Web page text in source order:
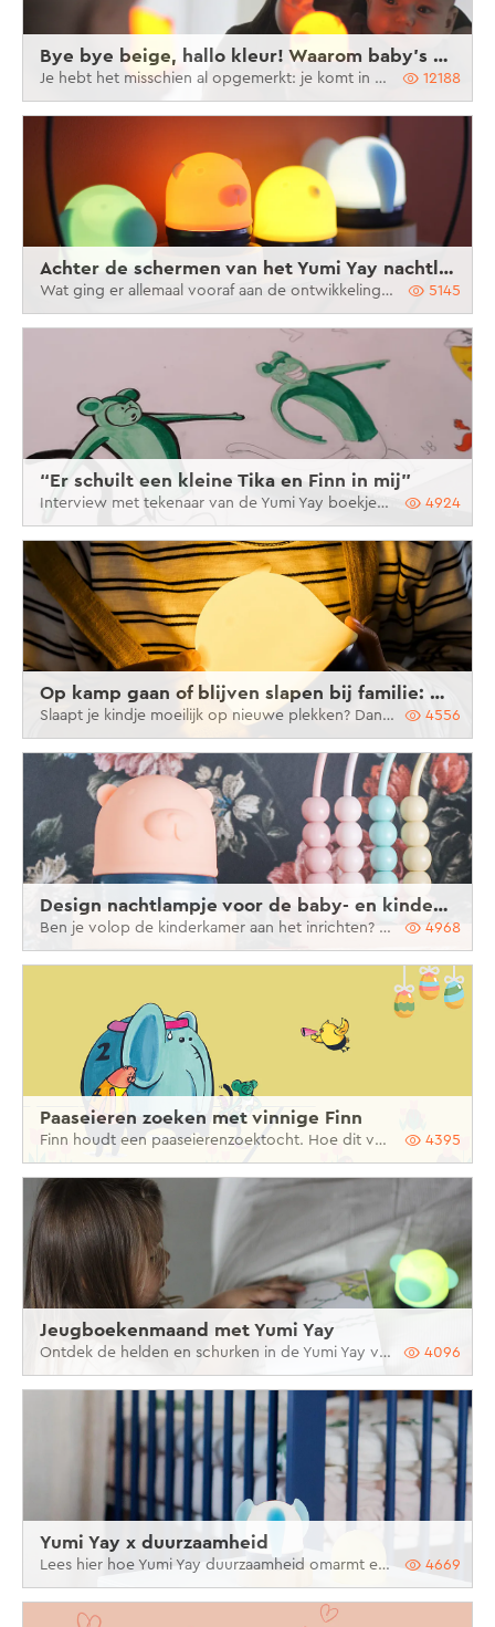
Bye bye beige, hallo kleur! Waarom baby’s en kinderen zo aangetrokken worden door kleur
Je hebt het misschien al opgemerkt: je komt in een speelgoedwinkel en je kind loopt naar de meest kleurrijke speeltjes. Vanaf jongs af aan wordt je kind aangetrokken door kleur, en liefst de meest felle kleuren. De reden hiervoor? Wel, die ontdek je hier. 12188
Achter de schermen van het Yumi Yay nachtlampje
Wat ging er allemaal vooraf aan de ontwikkeling van onze producten? Eén voor één zijn ze ontstaan vanuit een verhaal, een idee: ouders en kinderen dichter bij mekaar brengen. 5145
“Er schuilt een kleine Tika en Finn in mij”
Interview met tekenaar van de Yumi Yay boekjes, Didier Quoistiaux 4924
Op kamp gaan of blijven slapen bij familie: dit draadloos nachtlampje neemt je kind overal mee naartoe
Slaapt je kindje moeilijk op nieuwe plekken? Dan kan het helpen om het lievelingsnachtlampje mee te nemen! Ontdek hier waarom het Yumi Yay nachtlampje het ideale draadloze nachtlampje voor je kind is om mee te nemen tijdens kampeertochtjes, zomerkampen of nachten bij familie. 4556
Design nachtlampje voor de baby- en kinderkamer
Ben je volop de kinderkamer aan het inrichten? Ontdek hier waarom het Yumi Yay lampje een echte eyecatcher is in je interieur. 4968
Paaseieren zoeken met vinnige Finn
Finn houdt een paaseierenzoektocht. Hoe dit verloopt en afloopt dat bepalen jij en je kind! Bedenk jullie eigen verhaal met onze vier stappen. 4395
Jeugboekenmaand met Yumi Yay
Ontdek de helden en schurken in de Yumi Yay verhalen samen met je kind! 4096
Yumi Yay x duurzaamheid
Lees hier hoe Yumi Yay duurzaamheid omarmt en op welke manier we onze ecologische impact proberen te beperken. 4669